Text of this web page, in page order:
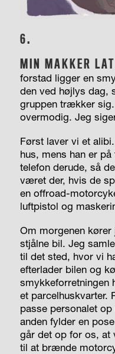
6.
MIN MAKKER
forstad ligger en
den ved højlys dag,
gruppen trækker
overmodig. Jeg
Først laver vi et
hus, mens han er
telefon derude, så
været der, hvis de
en offroad-
luftpistol og
Om morgenen
stjålne bil. Jeg
til det sted, hvor vi
efterlader bilen og
smykkeforretningen
et parcelhuskvarter.
passe personalet
anden fylder en
går det op for os, at
til at brænde